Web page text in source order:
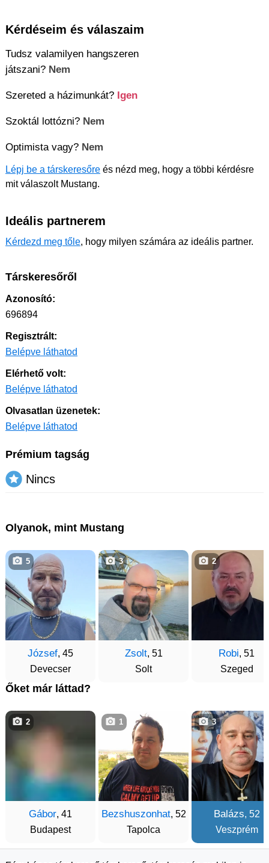
Kérdéseim és válaszaim
Tudsz valamilyen hangszeren
játszani? Nem
Szereted a házimunkát? Igen
Szoktál lottózni? Nem
Optimista vagy? Nem
Lépj be a társkeresőre és nézd meg, hogy a többi kérdésre
mit válaszolt Mustang.
Ideális partnerem
Kérdezd meg tőle, hogy milyen számára az ideális partner.
Társkeresőről
Azonosító:
696894
Regisztrált:
Belépve láthatod
Elérhető volt:
Belépve láthatod
Olvasatlan üzenetek:
Belépve láthatod
Prémium tagság
Nincs
Olyanok, mint Mustang
József, 45
Devecser
5
Zsolt, 51
Solt
3
Robi, 51
Szeged
2
Őket már láttad?
Gábor, 41
Budapest
2
Bezshuszonhat, 52
Tapolca
1
Balázs, 52
Veszprém
3